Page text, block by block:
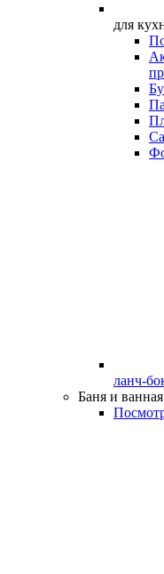
для
ланч-
Баня и ванная